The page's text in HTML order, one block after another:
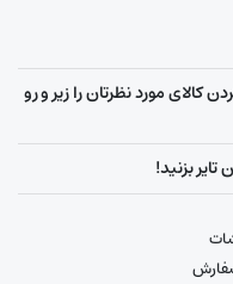
کالای مورد نظرتان را زیر و رو
بزنید!